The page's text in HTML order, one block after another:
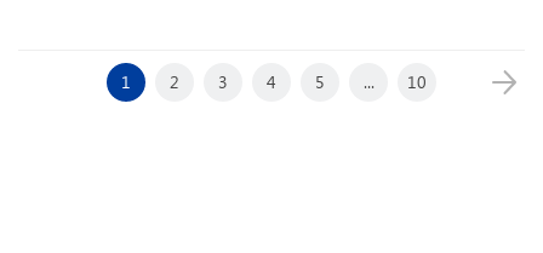
1 2 3 4 5 ... 10